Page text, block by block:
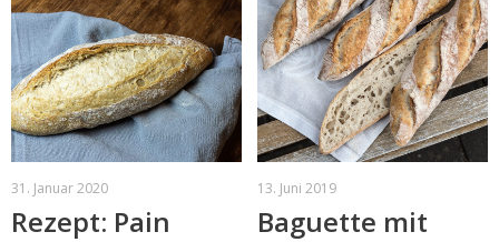
31. Januar 2020
Rezept: Pain
13. Juni 2019
Baguette mit